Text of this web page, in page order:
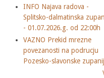
INFO Najava radova -
Splitsko-dalmatinska
- 01.07.2026.g. od 22:00h
VAZNO Prekid mrezne
povezanosti na podrucju
Pozesko-slavonske